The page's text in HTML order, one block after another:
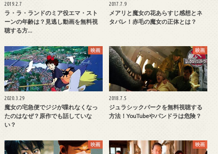
2019.2.7
ラ・ラ・ランドのミア役エマ・スト
ーンの年齢は？見逃し動画を無料視
聴する方…
2017.7.9
メアリと魔女の花あらすじ感想とネ
タバレ！赤毛の魔女の正体とは？
映画
2020.3.29
魔女の宅急便でジジが喋れなくなっ
たのはなぜ？原作でも話していな
い？
映画
2018.7.5
ジュラシックパークを無料視聴する
方法！YouTubeやパンドラは危険？
映画 映画